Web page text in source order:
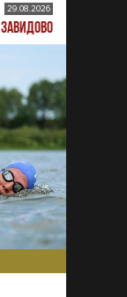
29.08.2026
ЗАВИДОВО